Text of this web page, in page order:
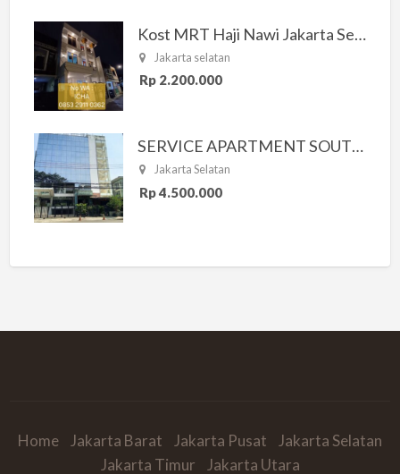
Kost MRT Haji Nawi Jakarta Selatan
Jakarta selatan
Rp 2.200.000
SERVICE APARTMENT SOUTH RESIDENCE
Jakarta Selatan
Rp 4.500.000
Home Jakarta Barat Jakarta Pusat
Jakarta Selatan
Jakarta Timur
Jakarta Utara